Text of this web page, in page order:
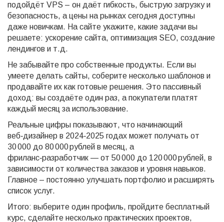
подойдёт VPS – он даёт гибкость, быструю загрузку и
безопасность, а цены на рынках сегодня доступны
даже новичкам. На сайте укажите, какие задачи вы
решаете: ускорение сайта, оптимизация SEO, создание
лендингов и т.д.
Не забывайте про собственные продукты. Если вы
умеете делать сайты, соберите несколько шаблонов и
продавайте их как готовые решения. Это пассивный
доход: вы создаёте один раз, а покупатели платят
каждый месяц за использование.
Реальные цифры показывают, что начинающий
веб‑дизайнер в 2024‑2025 годах может получать от
30 000 до 80 000 рублей в месяц, а
фриланс‑разработчик — от 50 000 до 120 000 рублей, в
зависимости от количества заказов и уровня навыков.
Главное – постоянно улучшать портфолио и расширять
список услуг.
Итого: выберите один профиль, пройдите бесплатный
курс, сделайте несколько практических проектов,